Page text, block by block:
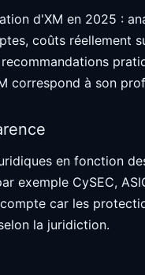
d'XM en 2025 :
coûts réellement
correspond à son
en fonction
exemple CySEC,
car les
la juridiction.